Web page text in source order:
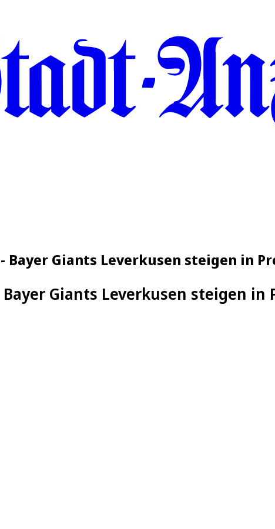
Giants Leverkusen steigen in
Giants Leverkusen steigen in